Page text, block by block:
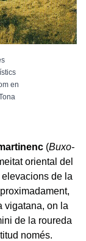
en
(Buxo-
oriental del
de la
vigatana, on la
de la roureda
només.